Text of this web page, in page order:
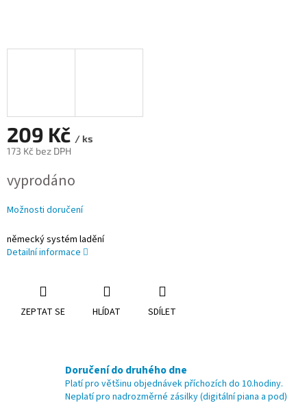
209 Kč / ks
173 Kč bez DPH
cena:
vyprodáno
Možnosti doručení
německý systém ladění
Detailní informace
ZEPTAT SE HLÍDAT SDÍLET
Doručení do druhého dne
Platí pro většinu objednávek příchozích do 10.hodiny.
Neplatí pro nadrozměrné zásilky (digitální piana a pod)